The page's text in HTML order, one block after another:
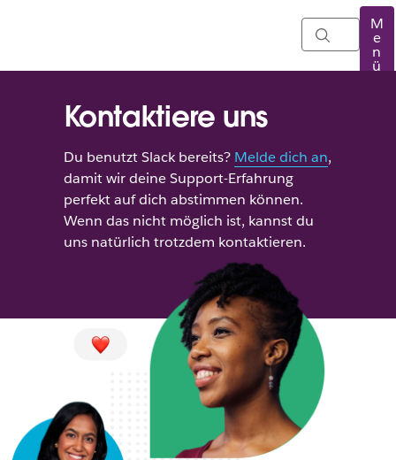
M
e
n
ü
Kontaktiere uns
Du benutzt Slack bereits? Melde dich an,
damit wir deine Support-Erfahrung
perfekt auf dich abstimmen können.
Wenn das nicht möglich ist, kannst du
uns natürlich trotzdem kontaktieren.